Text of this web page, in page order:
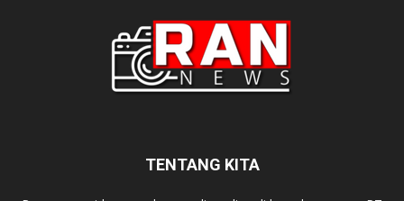
TENTANG KITA